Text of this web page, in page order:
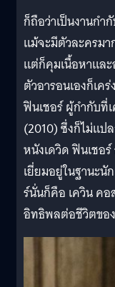
ก็ถือว่าเป็นงานกำ
แม้จะมีตัวละครม
แต่ก็คุมเนื้อหาแล
ตัวอารอนเองก็เค
ฟินเชอร์ ผู้กำกับที่
(2010) ซึ่งก็ไม่แป
หนังเดวิด ฟินเชอ
เยี่ยมอยู่ในฐานะ
ร์นั่นก็คือ เควิน ค
อิทธิพลต่อชีวิตขอ